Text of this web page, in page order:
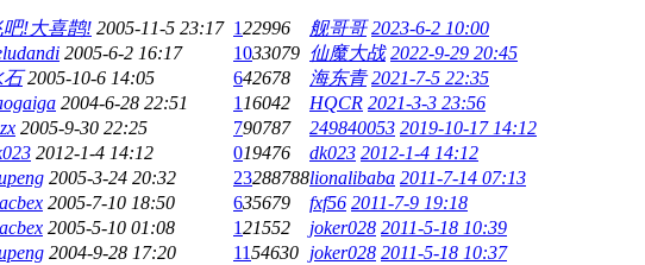
吧!大喜鹊! 2005-11-5 23:17 122996 舰哥哥 2023-6-2 10:00
2005-6-2 16:17 1033079 仙魔大战 2022-9-29 20:45
石 2005-10-6 14:05 642678 海东青 2021-7-5 22:35
2004-6-28 22:51 1 16042 HQCR 2021-3-3 23:56
2005-9-30 22:25 790787 249840053 2019-10-17 14:12
2012-1-4 14:12 019476 dk023 2012-1-4 14:12
2005-3-24 20:32 23288788lionalibaba 2011-7-14 07:13
2005-7-10 18:50 635679 fxf56 2011-7-9 19:18
2005-5-10 01:08 121552 joker028 2011-5-18 10:39
2004-9-28 17:20 1154630 joker028 2011-5-18 10:37